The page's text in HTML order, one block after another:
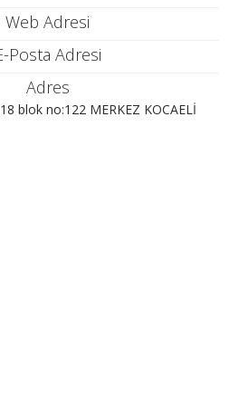
Web Adresi
Posta Adresi
Adres
blok no:122 MERKEZ KOCAELİ